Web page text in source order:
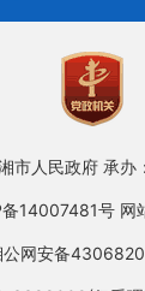
市人民政府 承办
14007481号 网
公网安备